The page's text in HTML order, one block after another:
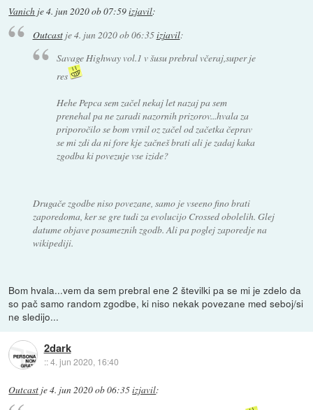
Vanich je4. jun 2020 ob 07:59izjavil:
Outcastje4. jun 2020 ob 06:35izjavil:
Savage Highway vol.1 v šusu prebral včeraj,super je
res
Hehe Pepca sem začel nekaj let nazaj pa sem
prenehal pa ne zaradi nazornih prizorov...hvala za
priporočilo se bom vrnil oz začel od začetka čeprav
se mi zdi da ni fore kje začneš brati ali je zadaj kaka
zgodba ki povezuje vse izide?
Drugače zgodbe niso povezane, samo je vseeno fino brati
zaporedoma, ker se gre tudi za evolucijo Crossed obolelih. Glej
datume objave posameznih zgodb. Ali pa poglej zaporedje na
wikipediji.
Bom hvala...vem da sem prebral ene 2 številki pa se mi je zdelo da
so pač samo random zgodbe, ki niso nekak povezane med seboj/si
ne sledijo...
2dark
::4. jun 2020, 16:40
Outcast je4. jun 2020 ob 06:35izjavil: